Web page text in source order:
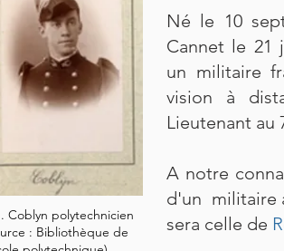
Coblyn polytechnicien
: Bibliothèque de
Né le 10
Cannet le 21
un militaire
vision à
Lieutenant au
A notre
d'un militaire
sera celle de